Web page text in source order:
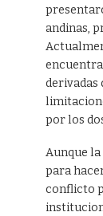
andinas,
derivadas
por los
Aunque la
para
conflicto